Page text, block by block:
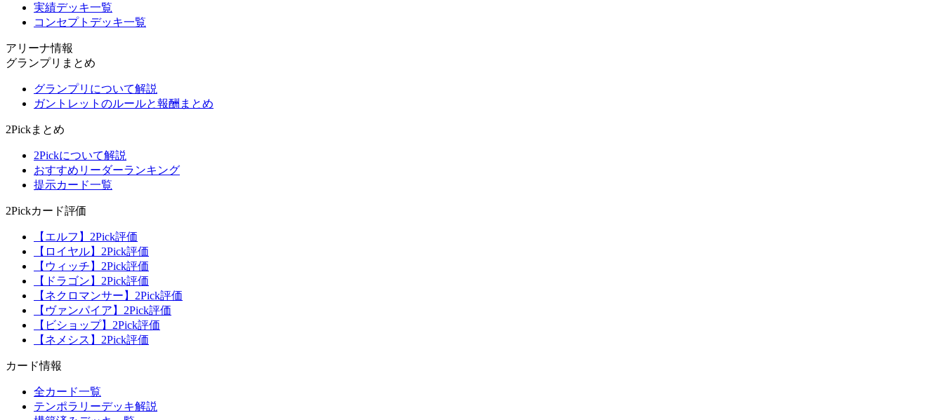
実績デッキ一覧
コンセプトデッキ一覧
アリーナ情報
グランプリまとめ
グランプリについて解説
ガントレットのルールと報酬まとめ
2Pickまとめ
2Pickについて解説
おすすめリーダーランキング
提示カード一覧
2Pickカード評価
【エルフ】2Pick評価
【ロイヤル】2Pick評価
【ウィッチ】2Pick評価
【ドラゴン】2Pick評価
【ネクロマンサー】2Pick評価
【ヴァンパイア】2Pick評価
【ビショップ】2Pick評価
【ネメシス】2Pick評価
カード情報
全カード一覧
テンポラリーデッキ解説